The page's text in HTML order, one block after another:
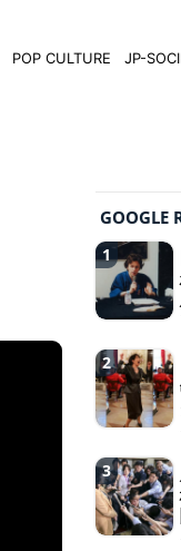
POP CULTURE JP-
GOOGLE
1
2
3